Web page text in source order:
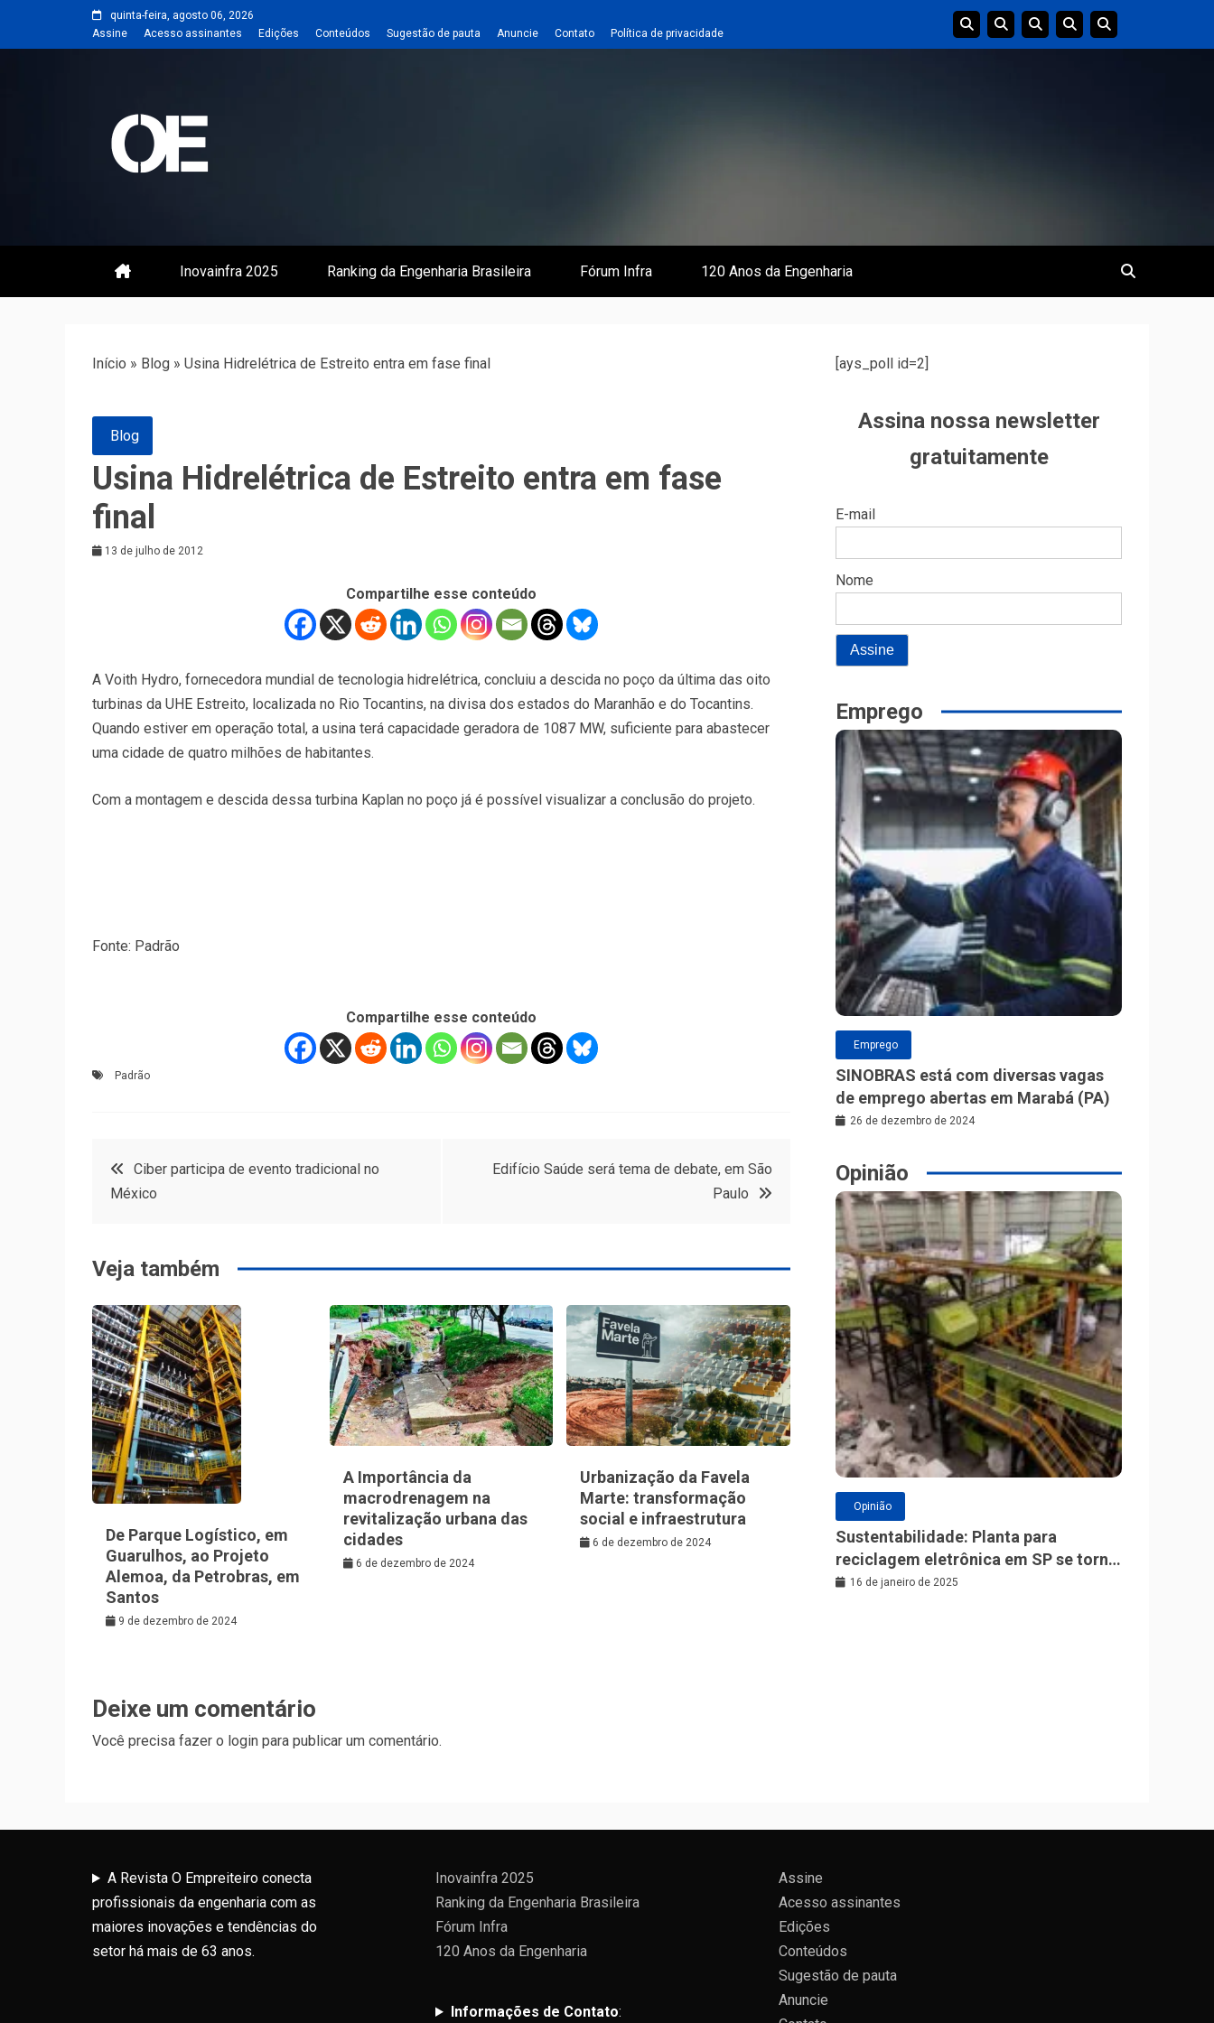
quinta-feira, agosto 06, 2026
Assine
Acesso assinantes Edições Conteúdos Sugestão de pauta Anuncie Contato Política de privacidade
Revista | O Empreiteiro
Inovainfra 2025 Ranking da Engenharia Brasileira Fórum Infra 120 Anos da Engenharia
Início » Blog » Usina Hidrelétrica de Estreito entra em fase final
Blog
Usina Hidrelétrica de Estreito entra em fase
final
13 de julho de 2012
Compartilhe esse conteúdo
A Voith Hydro, fornecedora mundial de tecnologia hidrelétrica, concluiu a descida no poço da última das oito
turbinas da UHE Estreito, localizada no Rio Tocantins, na divisa dos estados do Maranhão e do Tocantins.
Quando estiver em operação total, a usina terá capacidade geradora de 1087 MW, suficiente para abastecer
uma cidade de quatro milhões de habitantes.
Com a montagem e descida dessa turbina Kaplan no poço já é possível visualizar a conclusão do projeto.
Fonte: Padrão
Compartilhe esse conteúdo
Padrão
Navegação
Post
Ciber participa de evento tradicional no
México
Edifício Saúde será tema de debate, em São
Paulo
Veja também
De Parque Logístico, em
Guarulhos, ao Projeto
Alemoa, da Petrobras, em
Santos
9 de dezembro de 2024
A Importância da
macrodrenagem na
revitalização urbana das
cidades
6 de dezembro de 2024
Urbanização da Favela
Marte: transformação
social e infraestrutura
6 de dezembro de 2024
Deixe um comentário
Você precisa fazer o login para publicar um comentário.
[ays_poll id=2]
Assina nossa newsletter
gratuitamente
E-mail
Nome
Emprego
Emprego
SINOBRAS está com diversas vagas
de emprego abertas em Marabá (PA)
26 de dezembro de 2024
Opinião
Opinião
Sustentabilidade: Planta para
reciclagem eletrônica em SP se torna
a maior da América Latina
16 de janeiro de 2025
A Revista O Empreiteiro conecta
profissionais da engenharia com as
maiores inovações e tendências do
setor há mais de 63 anos.
Inovainfra 2025
Ranking da Engenharia Brasileira
Fórum Infra
120 Anos da Engenharia
Informações de Contato:
Assine
Acesso assinantes
Edições
Conteúdos
Sugestão de pauta
Anuncie